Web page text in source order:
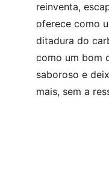
reinventa,
oferece como
ditadura do
como um bom
saboroso e
mais, sem a